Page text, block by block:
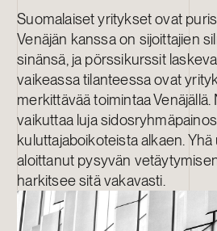
Suomalaiset yritykset ovat
Venäjän kanssa on sijoittajien
sinänsä, ja pörssikurssit
vaikeassa tilanteessa ovat
merkittävää toimintaa
vaikuttaa luja
kuluttajaboikoteista alkaen.
aloittanut pysyvän
harkitsee sitä vakavasti.